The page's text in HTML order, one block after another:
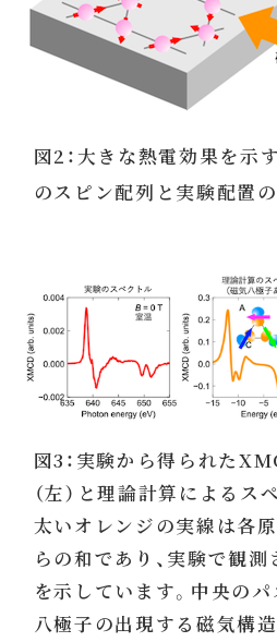
図2：大きな熱電効果を示
のスピン配列と実験配置
図3：実験から得られた
（左）と理論計算によるス
太いオレンジの実線は各原
らの和であり、実験で観
を示しています。中央の
八極子の出現する磁気構